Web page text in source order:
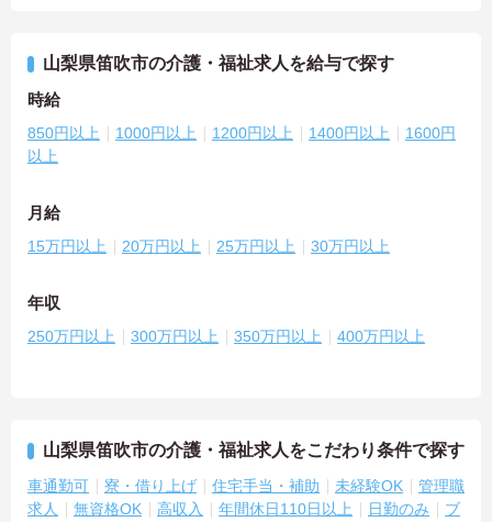
山梨県笛吹市の介護・福祉求人を給与で探す
時給
850円以上 1000円以上 1200円以上 1400円以上
1600円
以上
月給
15万円以上 20万円以上 25万円以上 30万円以上
年収
250万円以上 300万円以上 350万円以上 400万円以上
山梨県笛吹市の介護・福祉求人をこだわり条件で探す
車通勤可 寮・借り上げ 住宅手当・補助 未経験OK
管理職
求人
無資格OK 高収入 年間休日110日以上 日勤のみ
ブ